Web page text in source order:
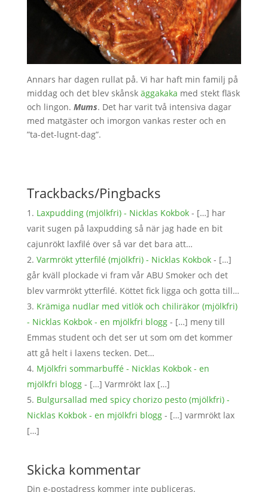
Annars har dagen rullat på. Vi har haft min familj på
middag och det blev skånsk äggakaka med stekt fläsk
och lingon. Mums. Det har varit två intensiva dagar
med matgäster och imorgon vankas rester och en
”ta-det-lugnt-dag”.
Trackbacks/Pingbacks
Laxpudding (mjölkfri) - Nicklas Kokbok- […] har
varit sugen på laxpudding så när jag hade en bit
cajunrökt laxfilé över så var det bara att…
Varmrökt ytterfilé (mjölkfri) - Nicklas Kokbok- […]
går kväll plockade vi fram vår ABU Smoker och det
blev varmrökt ytterfilé. Köttet fick ligga och gotta till…
Krämiga nudlar med vitlök och chiliräkor (mjölkfri)
- Nicklas Kokbok - en mjölkfri blogg- […] meny till
Emmas student och det ser ut som om det kommer
att gå helt i laxens tecken. Det…
Mjölkfri sommarbuffé - Nicklas Kokbok - en
mjölkfri blogg- […] Varmrökt lax […]
Bulgursallad med spicy chorizo pesto (mjölkfri) -
Nicklas Kokbok - en mjölkfri blogg- […] varmrökt lax
[…]
Skicka kommentar
Din e-postadress kommer inte publiceras.